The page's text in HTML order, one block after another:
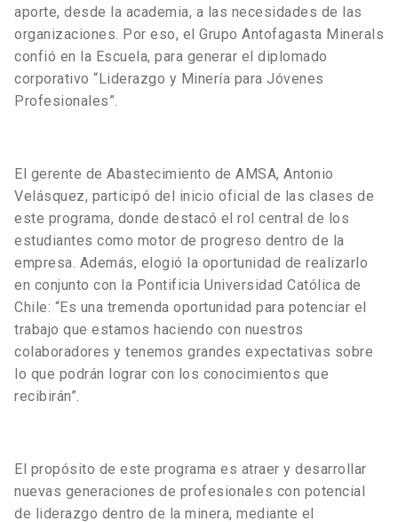
aporte, desde la academia, a las necesidades de las
organizaciones. Por eso, el Grupo Antofagasta Minerals
confió en la Escuela, para generar el diplomado
corporativo “Liderazgo y Minería para Jóvenes
Profesionales”.
El gerente de Abastecimiento de AMSA, Antonio
Velásquez, participó del inicio oficial de las clases de
este programa, donde destacó el rol central de los
estudiantes como motor de progreso dentro de la
empresa. Además, elogió la oportunidad de realizarlo
en conjunto con la Pontificia Universidad Católica de
Chile: “Es una tremenda oportunidad para potenciar el
trabajo que estamos haciendo con nuestros
colaboradores y tenemos grandes expectativas sobre
lo que podrán lograr con los conocimientos que
recibirán”.
El propósito de este programa es atraer y desarrollar
nuevas generaciones de profesionales con potencial
de liderazgo dentro de la minera, mediante el